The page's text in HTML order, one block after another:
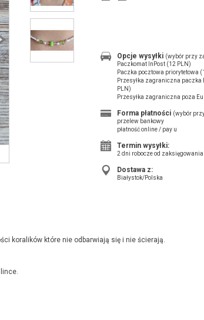
Opcje wysyłki (wybór przy
Paczkomat InPost (12 PLN)
Paczka pocztowa priorytetowa
Przesyłka zagraniczna paczka
PLN)
Przesyłka zagraniczna poza
Forma płatności (wybór
przelew bankowy
płatność online / pay u
Termin wysyłki:
2 dni robocze od zaksięgowania
Dostawa z:
Białystok/Polska
koralików które nie odbarwiają się i nie ścierają.